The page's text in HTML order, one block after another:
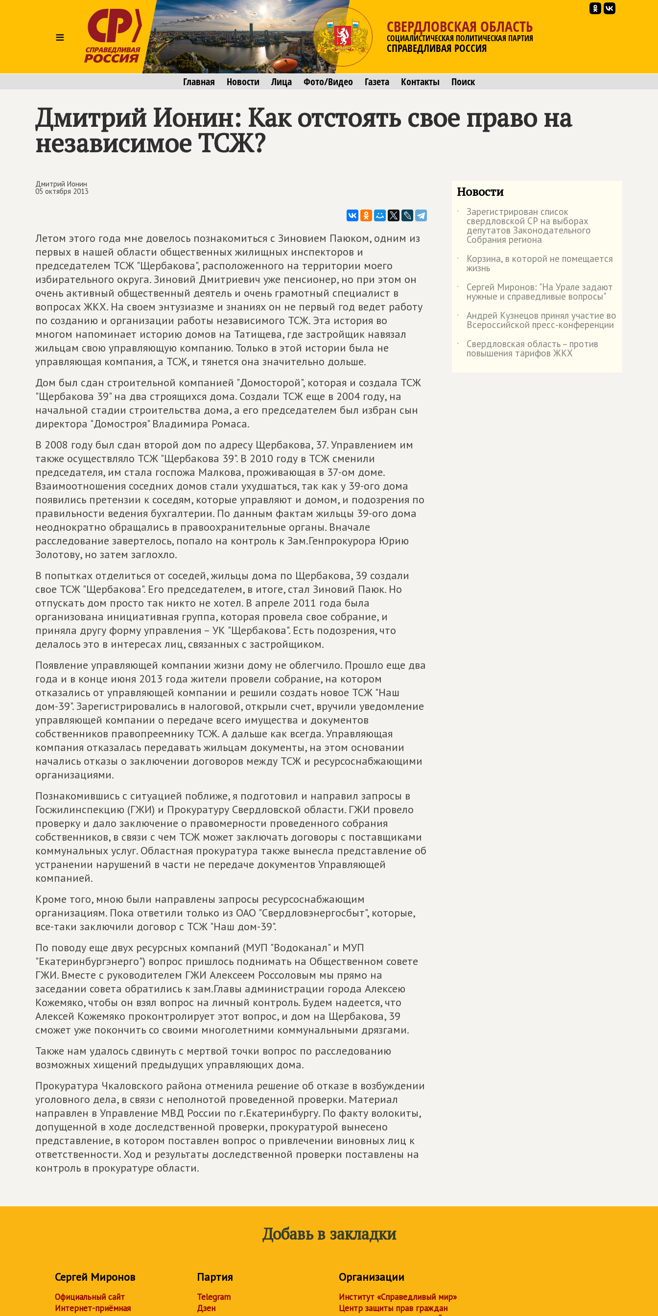
≡
СВЕРДЛОВСКАЯ ОБЛАСТЬ
СОЦИАЛИСТИЧЕСКАЯ ПОЛИТИЧЕСКАЯ ПАРТИЯ
СПРАВЕДЛИВАЯ РОССИЯ
Главная Новости Лица Фото/Видео Газета Контакты Поиск
Дмитрий Ионин: Как отстоять свое право на
независимое ТСЖ?
Дмитрий Ионин
05 октября 2013
Летом этого года мне довелось познакомиться с Зиновием Паюком, одним из
первых в нашей области общественных жилищных инспекторов и
председателем ТСЖ "Щербакова", расположенного на территории моего
избирательного округа. Зиновий Дмитриевич уже пенсионер, но при этом он
очень активный общественный деятель и очень грамотный специалист в
вопросах ЖКХ. На своем энтузиазме и знаниях он не первый год ведет работу
по созданию и организации работы независимого ТСЖ. Эта история во
многом напоминает историю домов на Татищева, где застройщик навязал
жильцам свою управляющую компанию. Только в этой истории была не
управляющая компания, а ТСЖ, и тянется она значительно дольше.
Дом был сдан строительной компанией "Домосторой", которая и создала ТСЖ
"Щербакова 39" на два строящихся дома. Создали ТСЖ еще в 2004 году, на
начальной стадии строительства дома, а его председателем был избран сын
директора "Домостроя" Владимира Ромаса.
В 2008 году был сдан второй дом по адресу Щербакова, 37. Управлением им
также осуществляло ТСЖ "Щербакова 39". В 2010 году в ТСЖ сменили
председателя, им стала госпожа Малкова, проживающая в 37-ом доме.
Взаимоотношения соседних домов стали ухудшаться, так как у 39-ого дома
появились претензии к соседям, которые управляют и домом, и подозрения по
правильности ведения бухгалтерии. По данным фактам жильцы 39-ого дома
неоднократно обращались в правоохранительные органы. Вначале
расследование завертелось, попало на контроль к Зам.Генпрокурора Юрию
Золотову, но затем заглохло.
В попытках отделиться от соседей, жильцы дома по Щербакова, 39 создали
свое ТСЖ "Щербакова". Его председателем, в итоге, стал Зиновий Паюк. Но
отпускать дом просто так никто не хотел. В апреле 2011 года была
организована инициативная группа, которая провела свое собрание, и
приняла другу форму управления – УК "Щербакова". Есть подозрения, что
делалось это в интересах лиц, связанных с застройщиком.
Появление управляющей компании жизни дому не облегчило. Прошло еще два
года и в конце июня 2013 года жители провели собрание, на котором
отказались от управляющей компании и решили создать новое ТСЖ "Наш
дом-39". Зарегистрировались в налоговой, открыли счет, вручили уведомление
управляющей компании о передаче всего имущества и документов
собственников правопреемнику ТСЖ. А дальше как всегда. Управляющая
компания отказалась передавать жильцам документы, на этом основании
начались отказы о заключении договоров между ТСЖ и ресурсоснабжающими
организациями.
Познакомившись с ситуацией поближе, я подготовил и направил запросы в
Госжилинспекцию (ГЖИ) и Прокуратуру Свердловской области. ГЖИ провело
проверку и дало заключение о правомерности проведенного собрания
собственников, в связи с чем ТСЖ может заключать договоры с поставщиками
коммунальных услуг. Областная прокуратура также вынесла представление об
устранении нарушений в части не передаче документов Управляющей
компанией.
Кроме того, мною были направлены запросы ресурсоснабжающим
организациям. Пока ответили только из ОАО "Свердловэнергосбыт", которые,
все-таки заключили договор с ТСЖ "Наш дом-39".
По поводу еще двух ресурсных компаний (МУП "Водоканал" и МУП
"Екатеринбургэнерго") вопрос пришлось поднимать на Общественном совете
ГЖИ. Вместе с руководителем ГЖИ Алексеем Россоловым мы прямо на
заседании совета обратились к зам.Главы администрации города Алексею
Кожемяко, чтобы он взял вопрос на личный контроль. Будем надеется, что
Алексей Кожемяко проконтролирует этот вопрос, и дом на Щербакова, 39
сможет уже покончить со своими многолетними коммунальными дрязгами.
Также нам удалось сдвинуть с мертвой точки вопрос по расследованию
возможных хищений предыдущих управляющих дома.
Прокуратура Чкаловского района отменила решение об отказе в возбуждении
уголовного дела, в связи с неполнотой проведенной проверки. Материал
направлен в Управление МВД России по г.Екатеринбургу. По факту волокиты,
допущенной в ходе доследственной проверки, прокуратурой вынесено
представление, в котором поставлен вопрос о привлечении виновных лиц к
ответственности. Ход и результаты доследственной проверки поставлены на
контроль в прокуратуре области.
Новости
˙ Зарегистрирован список
свердловской СР на выборах
депутатов Законодательного
Собрания региона
˙
Корзина, в которой не помещается
жизнь
˙
Сергей Миронов: "На Урале задают
нужные и справедливые вопросы"
˙
Андрей Кузнецов принял участие во
Всероссийской пресс-конференции
˙
Свердловская область – против
повышения тарифов ЖКХ
Добавь в закладки
Сергей Миронов
Официальный сайт
Интернет-приёмная
Партия
Telegram
Дзен
Организации
Институт «Справедливый мир»
Центр защиты прав граждан